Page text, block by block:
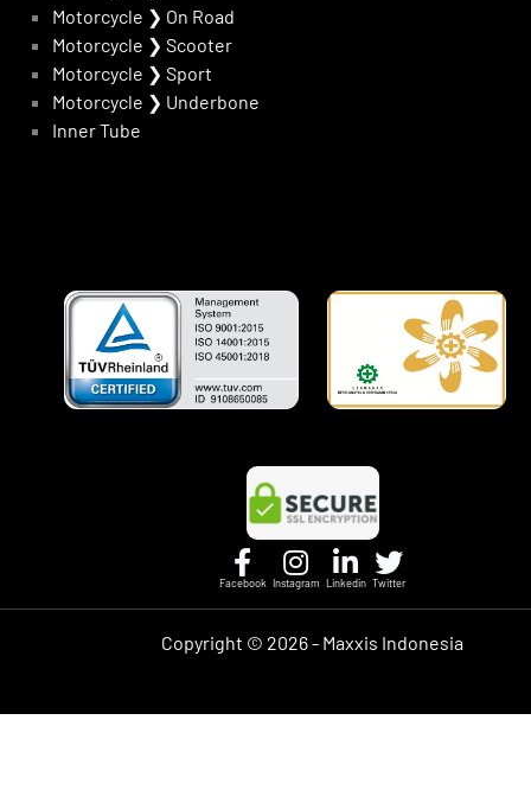
Motorcycle ❯ On Road
Motorcycle ❯ Scooter
Motorcycle ❯ Sport
Motorcycle ❯ Underbone
Inner Tube
Facebook Instagram Linkedin Twitter
Copyright © 2026 - Maxxis Indonesia